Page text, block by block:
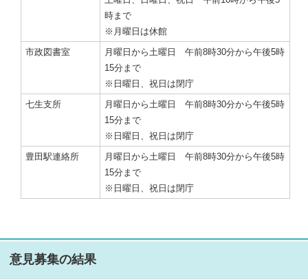
時まで
※月曜日は休館
市政図書室
月曜日から土曜日 午前8時30分から午後5時
15分まで
※日曜日、祝日は閉庁
七生支所
月曜日から土曜日 午前8時30分から午後5時
15分まで
※日曜日、祝日は閉庁
豊田駅連絡所
月曜日から土曜日 午前8時30分から午後5時
15分まで
※日曜日、祝日は閉庁
意見募集の結果